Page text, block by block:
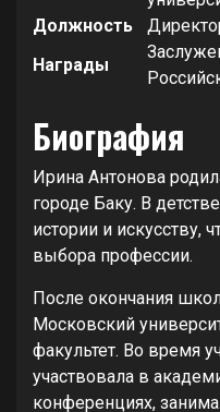
Должность
Награды
Биография
Ирина Антонова
городе Баку. В
истории и искусству,
выбора профессии.
После окончания
Московский
факультет. Во время
участвовала в
конференциях,